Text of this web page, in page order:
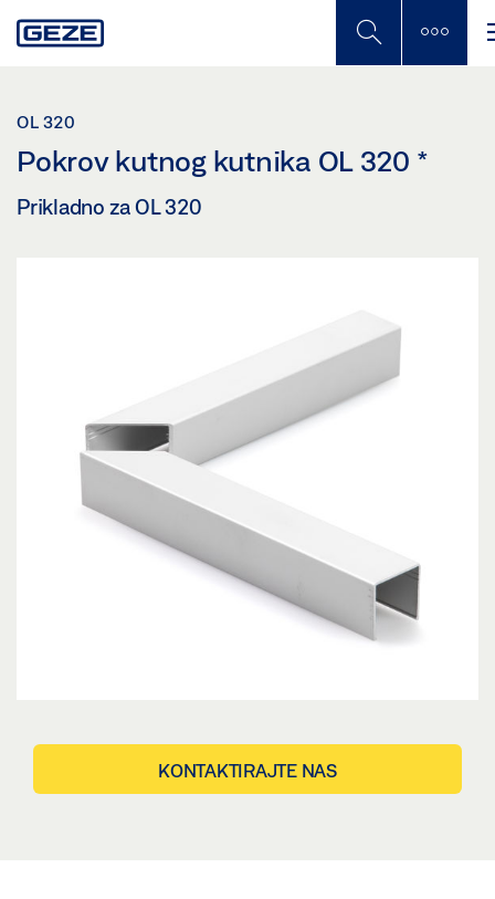
to
OL 320
Pokrov kutnog kutnika OL 320 *
Prikladno za OL 320
KONTAKTIRAJTE NAS